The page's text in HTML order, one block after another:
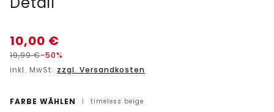
10,00 €
19,99€-50%
inkl. MwSt. zzgl. Versandkosten
FARBE WÄHLEN | timeless beige